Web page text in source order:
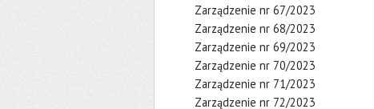
Zarządzenie nr 67/2023
Zarządzenie nr 68/2023
Zarządzenie nr 69/2023
Zarządzenie nr 70/2023
Zarządzenie nr 71/2023
Zarządzenie nr 72/2023